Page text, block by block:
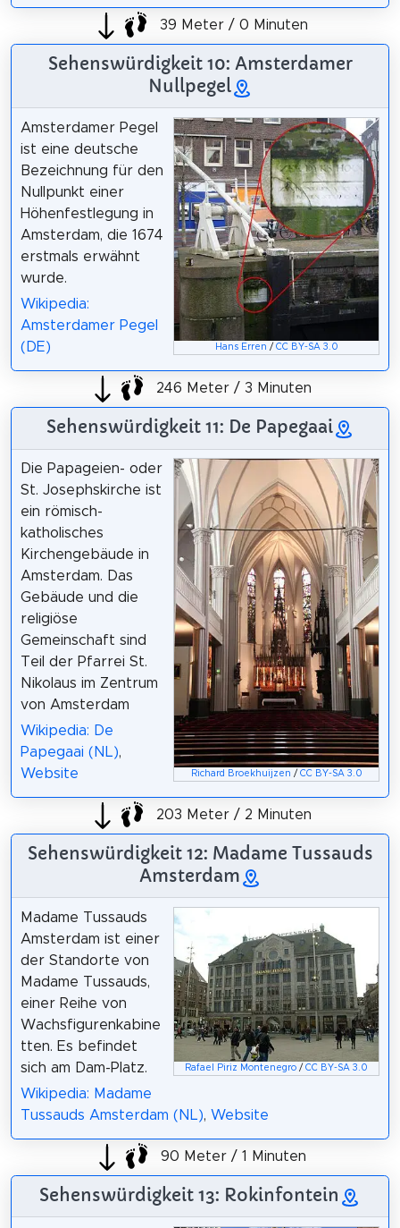
39 Meter / 0 Minuten
Sehenswürdigkeit 10: Amsterdamer
Nullpegel
Hans Erren / CC BY-SA 3.0
Amsterdamer Pegel
ist eine deutsche
Bezeichnung für den
Nullpunkt einer
Höhenfestlegung in
Amsterdam, die 1674
erstmals erwähnt
wurde.
Wikipedia:
Amsterdamer Pegel
(DE)
246 Meter / 3 Minuten
Sehenswürdigkeit 11: De Papegaai
Richard Broekhuijzen / CC BY-SA 3.0
Die Papageien- oder
St. Josephskirche ist
ein römisch-
katholisches
Kirchengebäude in
Amsterdam. Das
Gebäude und die
religiöse
Gemeinschaft sind
Teil der Pfarrei St.
Nikolaus im Zentrum
von Amsterdam
Wikipedia: De
Papegaai (NL),
Website
203 Meter / 2 Minuten
Sehenswürdigkeit 12: Madame Tussauds
Amsterdam
Rafael Piriz Montenegro /CC BY-SA 3.0
Madame Tussauds
Amsterdam ist einer
der Standorte von
Madame Tussauds,
einer Reihe von
Wachsfigurenkabine
tten. Es befindet
sich am Dam-Platz.
Wikipedia: Madame
Tussauds Amsterdam (NL), Website
90 Meter / 1 Minuten
Sehenswürdigkeit 13: Rokinfontein